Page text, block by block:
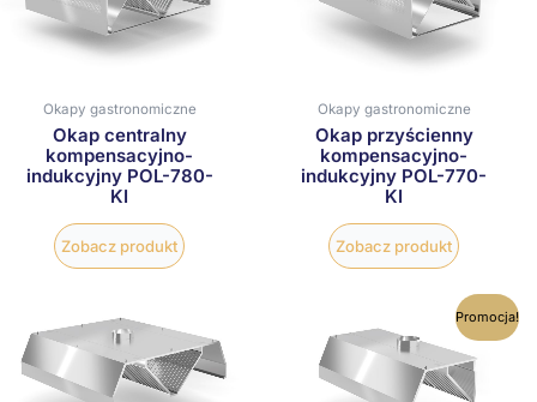
Okapy gastronomiczne
Okap centralny
kompensacyjno-
indukcyjny POL-780-
KI
Zobacz produkt
Okapy gastronomiczne
Okap przyścienny
kompensacyjno-
indukcyjny POL-770-
KI
Zobacz produkt
Promocja!
Ten
produkt
ma
wiele